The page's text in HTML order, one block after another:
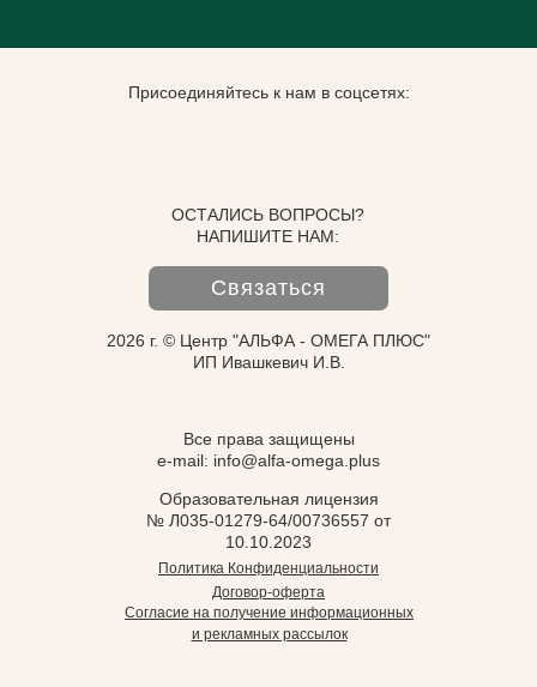
2026 г. © Центр "АЛЬФА - ОМЕГА ПЛЮС"
ИП Ивашкевич И.В.
ОСТАЛИСЬ ВОПРОСЫ?
НАПИШИТЕ НАМ:
Связаться
Политика Конфиденциальности
Договор-оферта
Согласие на получение информационных
и рекламных рассылок
Присоединяйтесь к нам в соцсетях:
Все права защищены
e-mail: info@alfa-omega.plus
Образовательная лицензия
№ Л035-01279-64/00736557 от
10.10.2023